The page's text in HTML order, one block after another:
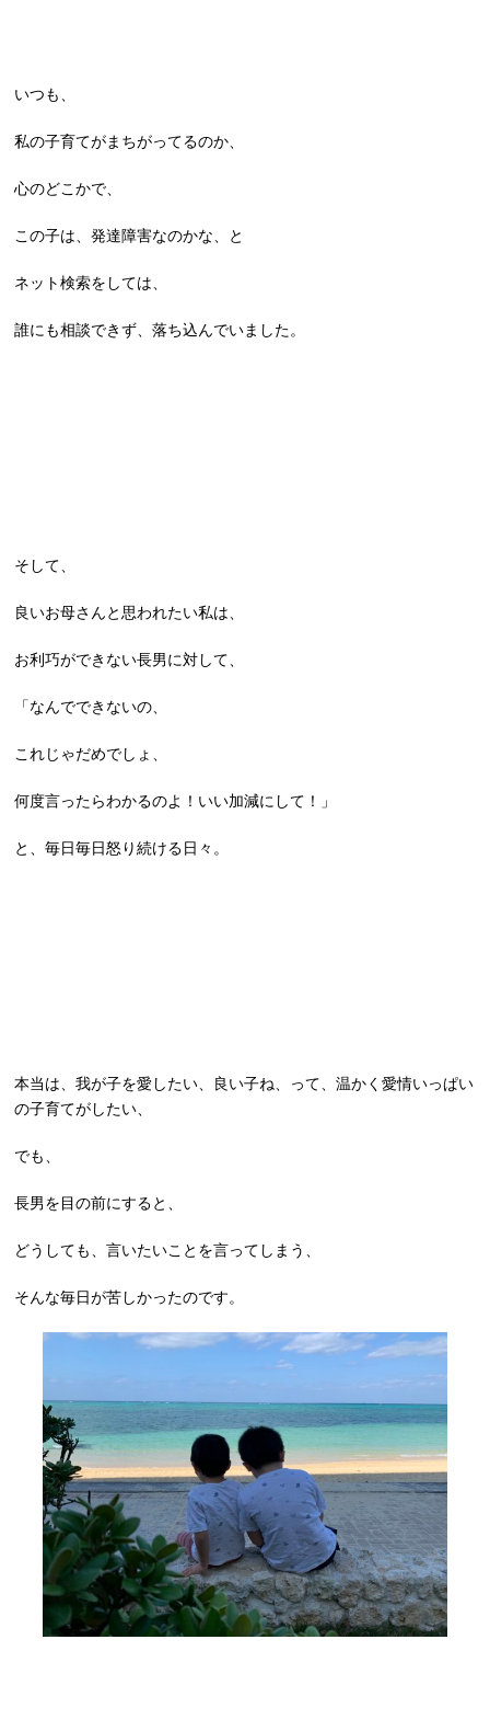
いつも、
私の子育てがまちがってるのか、
心のどこかで、
この子は、発達障害なのかな、と
ネット検索をしては、
誰にも相談できず、落ち込んでいました。
そして、
良いお母さんと思われたい私は、
お利巧ができない長男に対して、
「なんでできないの、
これじゃだめでしょ、
何度言ったらわかるのよ！いい加減にして！」
と、毎日毎日怒り続ける日々。
本当は、我が子を愛したい、良い子ね、って、温かく愛情いっぱい
の子育てがしたい、
でも、
長男を目の前にすると、
どうしても、言いたいことを言ってしまう、
そんな毎日が苦しかったのです。